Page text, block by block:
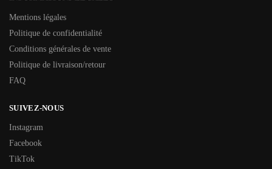
Mentions légales
Politique de confidentialité
Conditions générales de vente
Politique de livraison/retour
FAQ
SUIVEZ-NOUS
Instagram
Facebook
TikTok